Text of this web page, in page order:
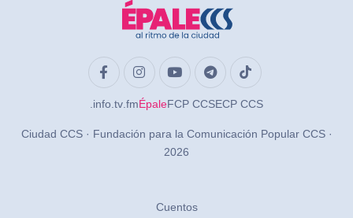
.info .tv .fmÉpaleFCP CCSECP CCS
Ciudad CCS · Fundación para la Comunicación Popular CCS ·
2026
Cuentos